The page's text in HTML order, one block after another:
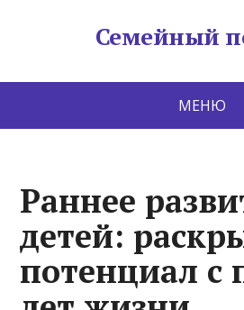
Семейный
МЕНЮ
Раннее
детей:
потенциал с